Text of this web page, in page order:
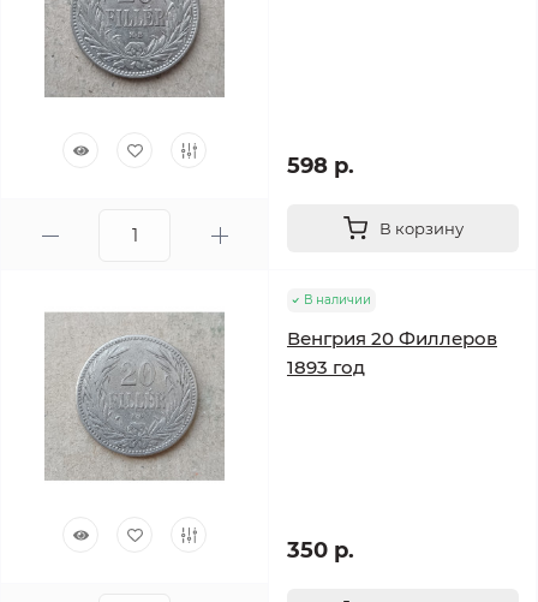
598 р.
В корзину
В наличии
Венгрия 20 Филлеров
1893 год
350 р.